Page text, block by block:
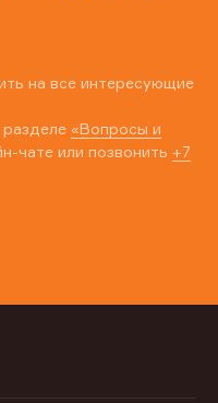
на все интересующие
«Вопросы и
чате или позвонить +7